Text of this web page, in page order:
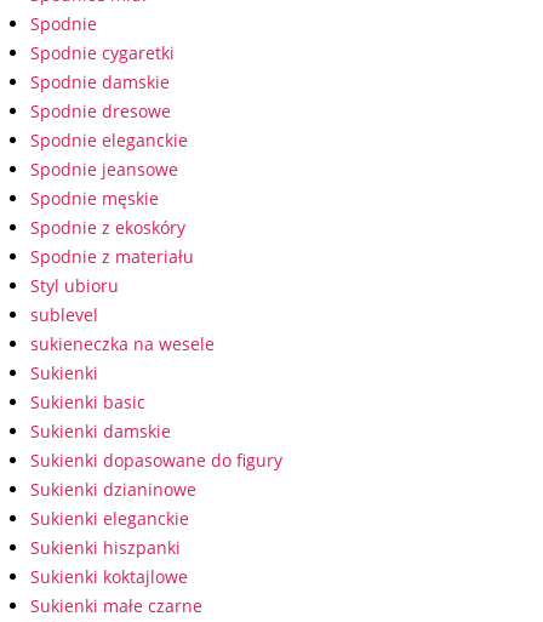
Spodnie
Spodnie cygaretki
Spodnie damskie
Spodnie dresowe
Spodnie eleganckie
Spodnie jeansowe
Spodnie męskie
Spodnie z ekoskóry
Spodnie z materiału
Styl ubioru
sublevel
sukieneczka na wesele
Sukienki
Sukienki basic
Sukienki damskie
Sukienki dopasowane do figury
Sukienki dzianinowe
Sukienki eleganckie
Sukienki hiszpanki
Sukienki koktajlowe
Sukienki małe czarne